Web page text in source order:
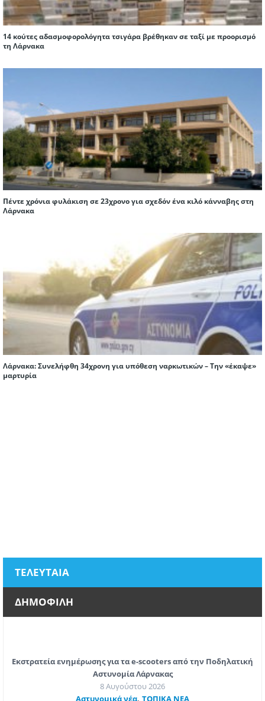
14 κούτες αδασμοφορολόγητα τσιγάρα βρέθηκαν σε ταξί με προορισμό
τη Λάρνακα
Πέντε χρόνια φυλάκιση σε 23χρονο για σχεδόν ένα κιλό κάνναβης στη
Λάρνακα
Λάρνακα: Συνελήφθη 34χρονη για υπόθεση ναρκωτικών – Την «έκαψε»
μαρτυρία
ΤΕΛΕΥΤΑΙΑ
ΔΗΜΟΦΙΛΗ
Εκστρατεία ενημέρωσης για τα e-scooters από την Ποδηλατική
Αστυνομία Λάρνακας
8 Αυγούστου 2026
Aστυνομικά νέα, ΤΟΠΙΚΑ ΝΕΑ